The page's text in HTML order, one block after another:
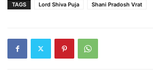
TAGS Lord Shiva Puja Shani Pradosh Vrat